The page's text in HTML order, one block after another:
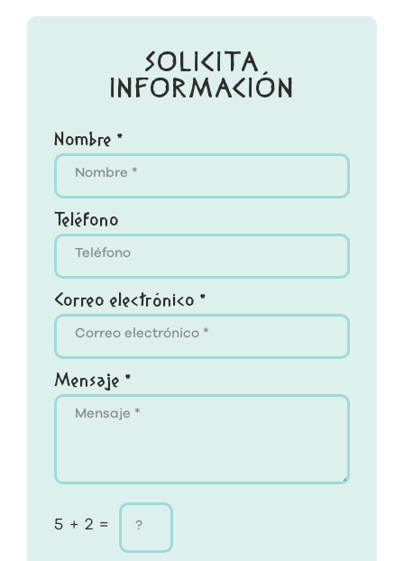
SOLICITA
INFORMACIÓN
Nombre *
Teléfono
Correo electrónico *
Mensaje *
5 + 2 =